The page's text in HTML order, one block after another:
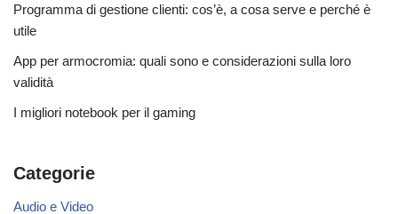
Programma di gestione clienti: cos’è, a cosa serve e perché è
utile
App per armocromia: quali sono e considerazioni sulla loro
validità
I migliori notebook per il gaming
Categorie
Audio e Video